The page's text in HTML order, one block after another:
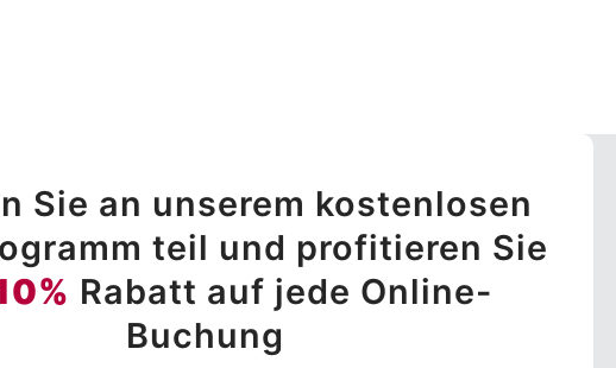
Sie an unserem kostenlosen
teil und profitieren Sie
Rabatt auf jede Online-
Buchung